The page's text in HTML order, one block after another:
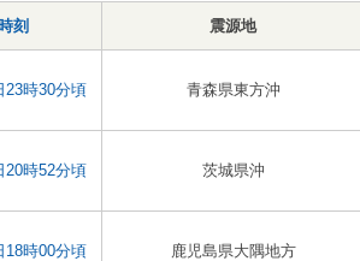
刻 震源地
23時30分頃 青森県東方沖
20時52分頃 茨城県沖
18時00分頃 鹿児島県大隅地方